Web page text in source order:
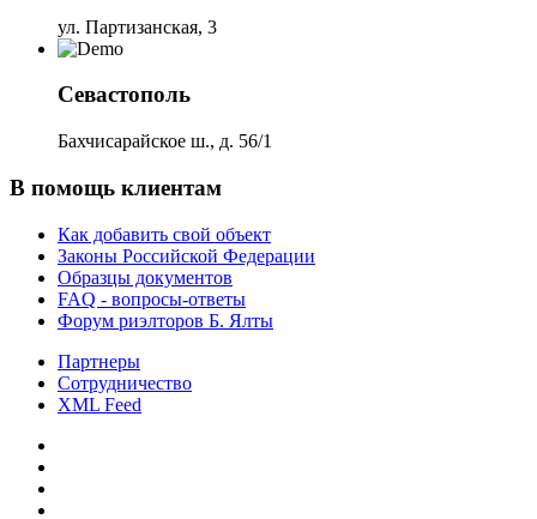
ул. Партизанская, 3
Севастополь
Бахчисарайское ш., д. 56/1
В помощь клиентам
Как добавить свой объект
Законы Российской Федерации
Образцы документов
FAQ - вопросы-ответы
Форум риэлторов Б. Ялты
Партнеры
Сотрудничество
XML Feed